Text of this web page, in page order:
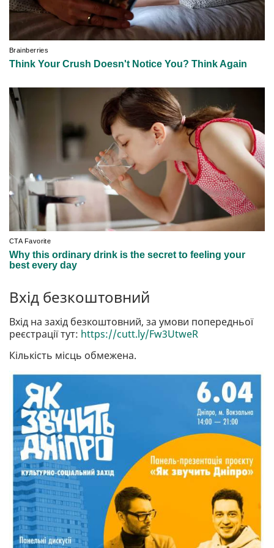
Вхід безкоштовний
Вхід на захід безкоштовний, за умови попередньої
реєстрації тут: https://cutt.ly/Fw3UtweR
Кількість місць обмежена.